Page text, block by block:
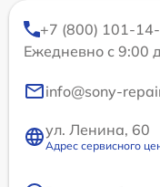
+7 (800) 101-
Ежедневно с 9:00
info@sony-
ул. Ленина, 60
Адрес сервисного